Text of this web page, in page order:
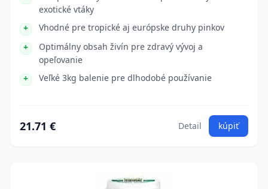
exotické vtáky
Vhodné pre tropické aj európske druhy pinkov
Optimálny obsah živín pre zdravý vývoj a
opeľovanie
Veľké 3kg balenie pre dlhodobé používanie
21.71 € Detail kúpiť